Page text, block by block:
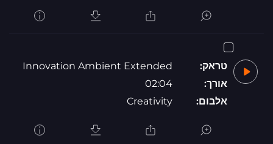
טראק:
Innovation Ambient Extended
אורך:
02:04
אלבום:
Creativity